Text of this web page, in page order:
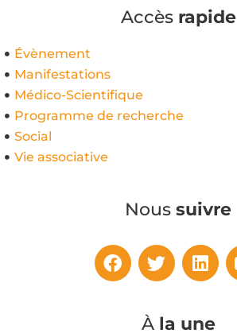
Accès rapide
Évènement
Manifestations
Médico-Scientifique
Programme de recherche
Social
Vie associative
Nous suivre
À la une